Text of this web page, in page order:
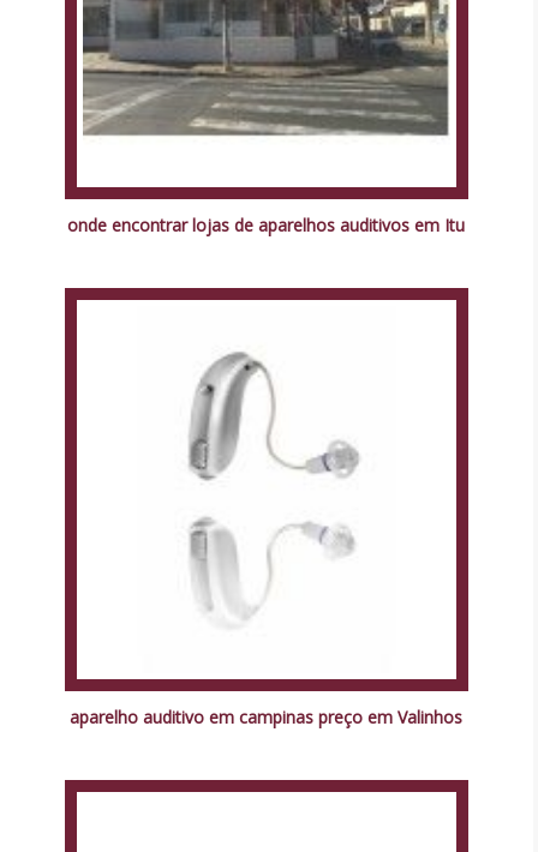
onde encontrar lojas de aparelhos auditivos em Itu
aparelho auditivo em campinas preço em Valinhos